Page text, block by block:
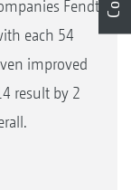
Fendt
each 54
improved
result by 2